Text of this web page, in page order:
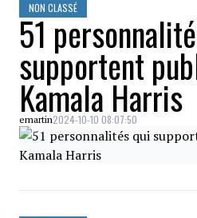
NON CLASSÉ
51
supportent
Kamala Harris
emartin2024-10-10 08:07:50